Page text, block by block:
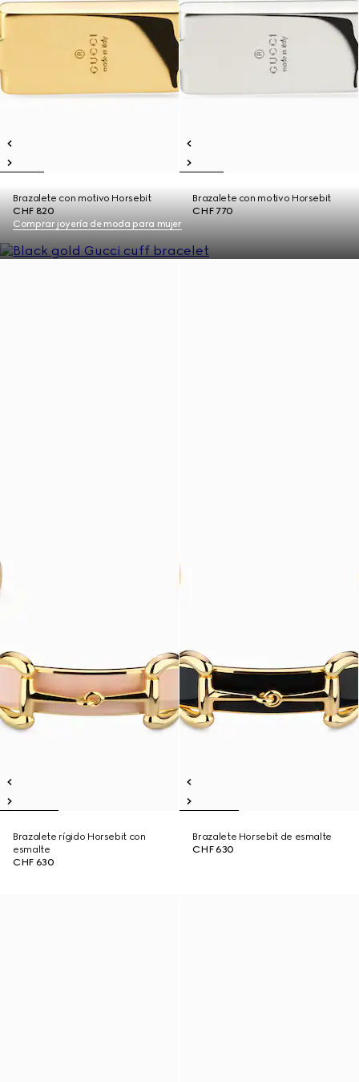
Brazalete con motivo Horsebit
CHF 820
Brazalete con motivo Horsebit
CHF 770
Comprar joyería de moda para mujer
Brazalete rígido Horsebit con
esmalte
CHF 630
Brazalete Horsebit de esmalte
CHF 630